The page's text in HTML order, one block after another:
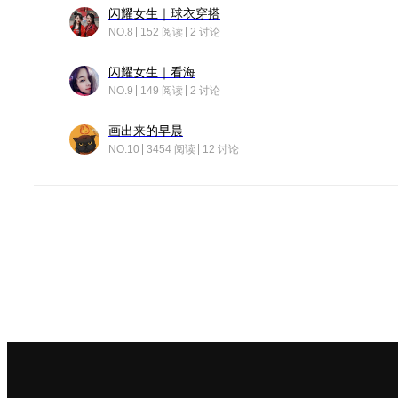
闪耀女生｜球衣穿搭
NO.8 152 阅读 2 讨论
闪耀女生｜看海
NO.9 149 阅读 2 讨论
画出来的早晨
NO.10 3454 阅读 12 讨论